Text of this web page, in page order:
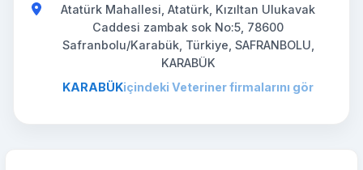
Atatürk Mahallesi, Atatürk, Kızıltan Ulukavak
Caddesi zambak sok No:5, 78600
Safranbolu/Karabük, Türkiye, SAFRANBOLU,
KARABÜK
KARABÜKiçindeki Veteriner firmalarını gör